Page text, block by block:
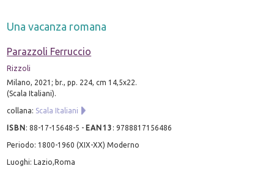
Una vacanza romana
Parazzoli Ferruccio
Rizzoli
Milano, 2021; br., pp. 224, cm 14,5x22.
(Scala Italiani).
collana: Scala Italiani
ISBN:88-17-15648-5 - EAN13 :9788817156486
Periodo: 1800-1960 (XIX-XX) Moderno
Luoghi: Lazio,Roma